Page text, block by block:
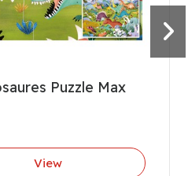
Puzzle Max
View